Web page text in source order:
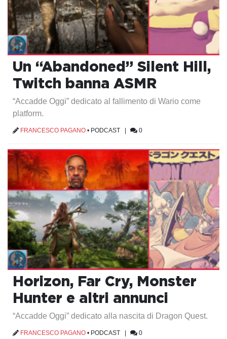
Un “Abandoned” Silent Hill,
Twitch banna ASMR
“Accadde Oggi” dedicato al fallimento di Wario come
platform.
FRANCESCO PAGANO • PODCAST 0
Horizon, Far Cry, Monster
Hunter e altri annunci
“Accadde Oggi” dedicato alla nascita di Dragon Quest.
FRANCESCO PAGANO • PODCAST 0